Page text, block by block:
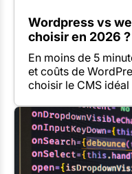
Wordpress vs
choisir en 2026 ?
En moins de 5
et coûts de
choisir le CMS